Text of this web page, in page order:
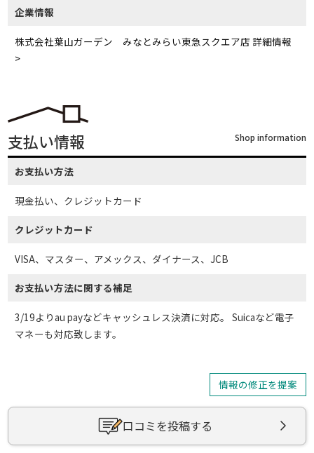
企業情報
株式会社葉山ガーデン みなとみらい東急スクエア店 詳細情報
>
支払い情報 Shop information
お支払い方法
現金払い、クレジットカード
クレジットカード
VISA、マスター、アメックス、ダイナース、JCB
お支払い方法に関する補足
3/19よりau payなどキャッシュレス決済に対応。 Suicaなど電子
マネーも対応致します。
情報の修正を提案
口コミを投稿する